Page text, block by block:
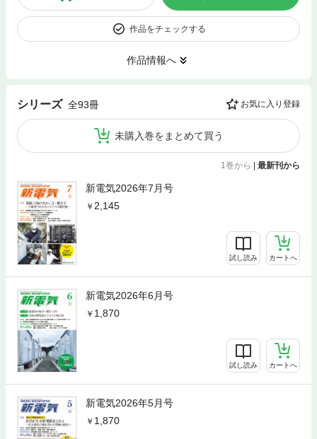
作品をチェックする
作品情報へ
シリーズ 全93冊 お気に入り登録
未購入巻をまとめて買う
1巻から | 最新刊から
新電気2026年7月号
2,145
試し読み カートへ
新電気2026年6月号
1,870
試し読み カートへ
新電気2026年5月号
1,870